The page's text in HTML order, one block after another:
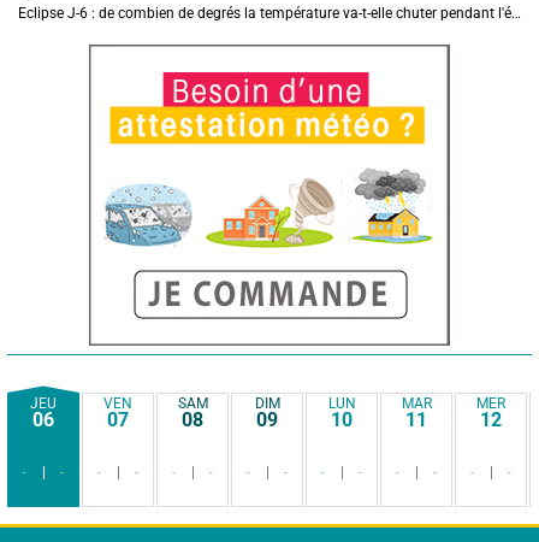
Eclipse J-6 : de combien de degrés la température va-t-elle chuter pendant l'éclipse du 12 août ?
JEU
06
- -
VEN
07
- -
SAM
08
- -
DIM
09
- -
LUN
10
- -
MAR
11
- -
MER
12
- -